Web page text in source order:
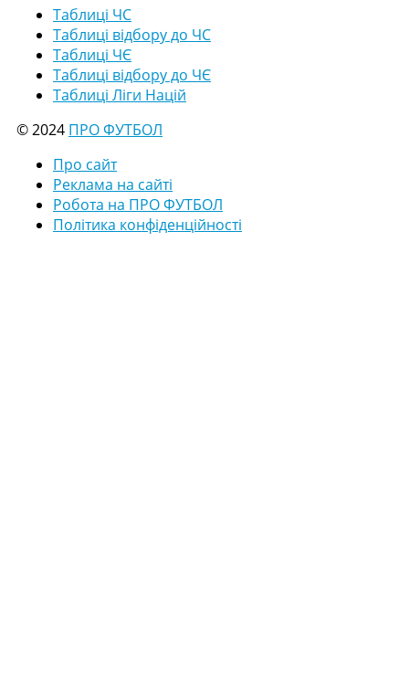
Таблиці ЧС
Таблиці відбору до ЧС
Таблиці ЧЄ
Таблиці відбору до ЧЄ
Таблиці Ліги Націй
© 2024 ПРО ФУТБОЛ
Про сайт
Реклама на сайті
Робота на ПРО ФУТБОЛ
Політика конфіденційності